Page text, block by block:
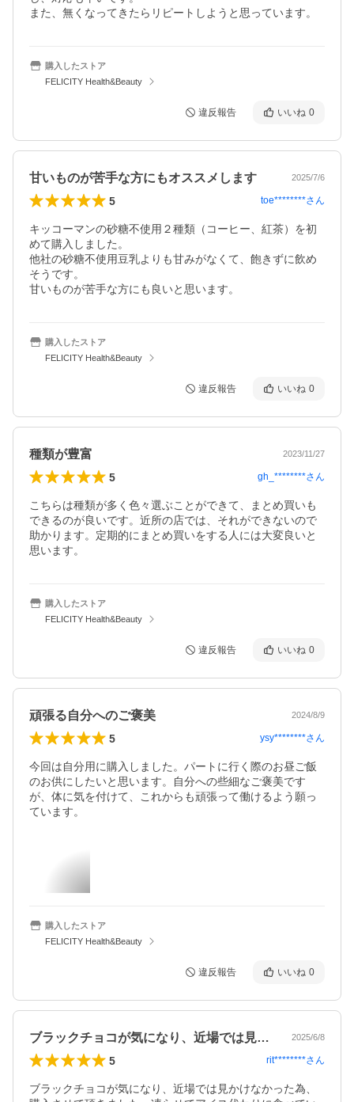
また、無くなってきたらリピートしようと思っています。
購入したストア
FELICITY Health&Beauty
違反報告 いいね 0
甘いものが苦手な方にもオススメします 2025/7/6
5 toe********さん
キッコーマンの砂糖不使用２種類（コーヒー、紅茶）を初
めて購入しました。
他社の砂糖不使用豆乳よりも甘みがなくて、飽きずに飲め
そうです。
甘いものが苦手な方にも良いと思います。
購入したストア
FELICITY Health&Beauty
違反報告 いいね 0
種類が豊富 2023/11/27
5 gh_********さん
こちらは種類が多く色々選ぶことができて、まとめ買いも
できるのが良いです。近所の店では、それができないので
助かります。定期的にまとめ買いをする人には大変良いと
思います。
購入したストア
FELICITY Health&Beauty
違反報告 いいね 0
頑張る自分へのご褒美 2024/8/9
5 ysy********さん
今回は自分用に購入しました。パートに行く際のお昼ご飯
のお供にしたいと思います。自分への些細なご褒美です
が、体に気を付けて、これからも頑張って働けるよう願っ
ています。
購入したストア
FELICITY Health&Beauty
違反報告 いいね 0
ブラックチョコが気になり、近場では見か… 2025/6/8
5 rit********さん
ブラックチョコが気になり、近場では見かけなかった為、